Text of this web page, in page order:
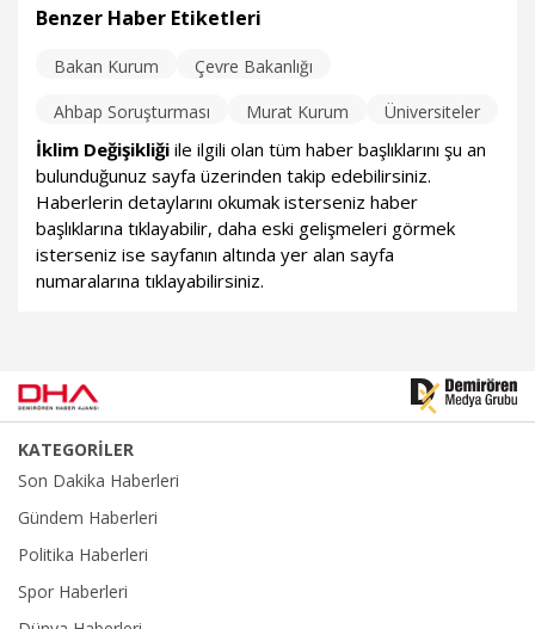
Benzer Haber Etiketleri
Bakan Kurum
Çevre Bakanlığı
Ahbap Soruşturması
Murat Kurum Üniversiteler
İklim Değişikliği ile ilgili olan tüm haber başlıklarını şu an
bulunduğunuz sayfa üzerinden takip edebilirsiniz.
Haberlerin detaylarını okumak isterseniz haber
başlıklarına tıklayabilir, daha eski gelişmeleri görmek
isterseniz ise sayfanın altında yer alan sayfa
numaralarına tıklayabilirsiniz.
KATEGORİLER
Son Dakika Haberleri
Gündem Haberleri
Politika Haberleri
Spor Haberleri